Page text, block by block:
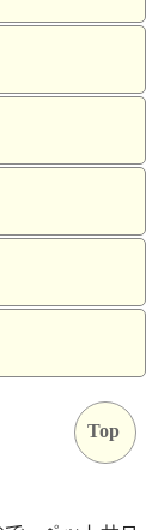
Top